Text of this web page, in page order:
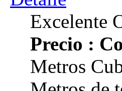
Excelente
Precio :
Metros